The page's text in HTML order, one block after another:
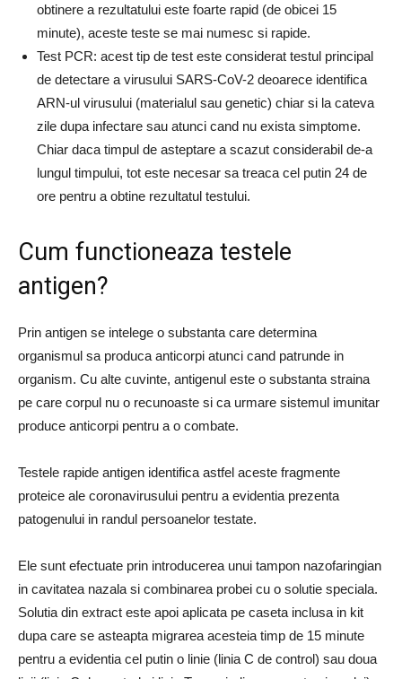
obtinere a rezultatului este foarte rapid (de obicei 15
minute), aceste teste se mai numesc si rapide.
Test PCR: acest tip de test este considerat testul principal
de detectare a virusului SARS-CoV-2 deoarece identifica
ARN-ul virusului (materialul sau genetic) chiar si la cateva
zile dupa infectare sau atunci cand nu exista simptome.
Chiar daca timpul de asteptare a scazut considerabil de-a
lungul timpului, tot este necesar sa treaca cel putin 24 de
ore pentru a obtine rezultatul testului.
Cum functioneaza testele
antigen?
Prin antigen se intelege o substanta care determina
organismul sa produca anticorpi atunci cand patrunde in
organism. Cu alte cuvinte, antigenul este o substanta straina
pe care corpul nu o recunoaste si ca urmare sistemul imunitar
produce anticorpi pentru a o combate.
Testele rapide antigen identifica astfel aceste fragmente
proteice ale coronavirusului pentru a evidentia prezenta
patogenului in randul persoanelor testate.
Ele sunt efectuate prin introducerea unui tampon nazofaringian
in cavitatea nazala si combinarea probei cu o solutie speciala.
Solutia din extract este apoi aplicata pe caseta inclusa in kit
dupa care se asteapta migrarea acesteia timp de 15 minute
pentru a evidentia cel putin o linie (linia C de control) sau doua